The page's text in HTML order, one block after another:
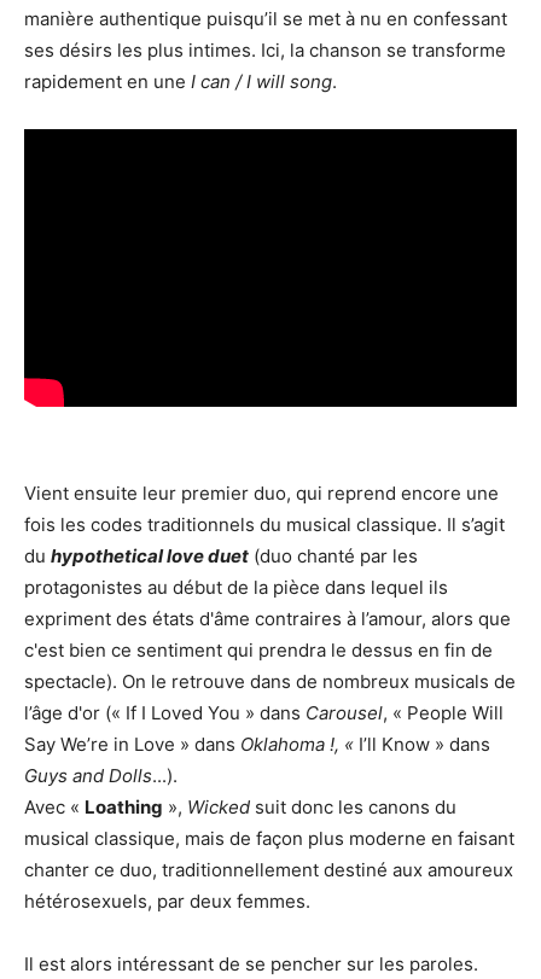
manière authentique puisqu’il se met à nu en confessant
ses désirs les plus intimes. Ici, la chanson se transforme
rapidement en une I can / I will song.
Vient ensuite leur premier duo, qui reprend encore une
fois les codes traditionnels du musical classique. Il s’agit
du hypothetical love duet (duo chanté par les
protagonistes au début de la pièce dans lequel ils
expriment des états d'âme contraires à l’amour, alors que
c'est bien ce sentiment qui prendra le dessus en fin de
spectacle). On le retrouve dans de nombreux musicals de
l’âge d'or (« If I Loved You » dans Carousel, « People Will
Say We’re in Love » dans Oklahoma !, « I’ll Know » dans
Guys and Dolls...).
Avec « Loathing », Wicked suit donc les canons du
musical classique, mais de façon plus moderne en faisant
chanter ce duo, traditionnellement destiné aux amoureux
hétérosexuels, par deux femmes.
Il est alors intéressant de se pencher sur les paroles.